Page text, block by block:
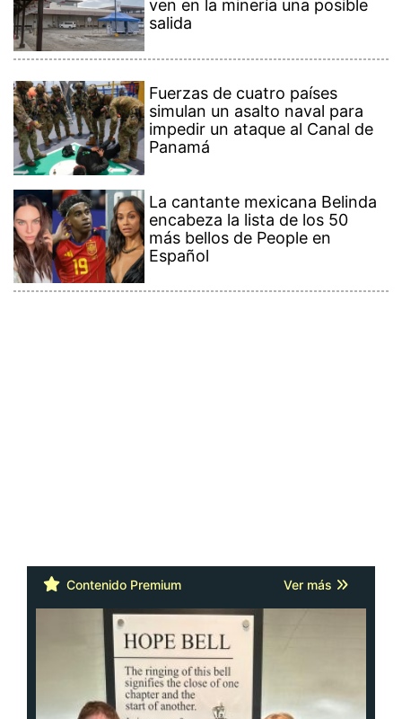
ven en la minería una posible
salida
Fuerzas de cuatro países
simulan un asalto naval para
impedir un ataque al Canal de
Panamá
La cantante mexicana Belinda
encabeza la lista de los 50
más bellos de People en
Español
Contenido Premium Ver más